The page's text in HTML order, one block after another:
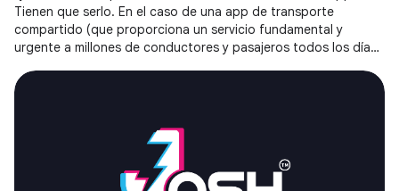
Tienen que serlo. En el caso de una app de transporte
compartido (que proporciona un servicio fundamental y
urgente a millones de conductores y pasajeros todos los días),
inaceptable.